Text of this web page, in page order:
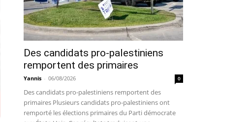
Des candidats pro-palestiniens
remportent des primaires
Yannis - 06/08/2026 0
Des candidats pro-palestiniens remportent des
primaires Plusieurs candidats pro-palestiniens ont
remporté les élections primaires du Parti démocrate